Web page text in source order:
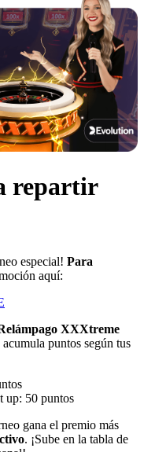
repartir
especial! Para
aquí:
XXXtreme
puntos según tus
up: 50 puntos
gana el premio más
. ¡Sube en la tabla de